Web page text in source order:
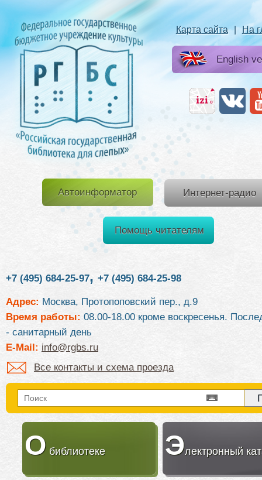
Карта сайта | На
English
Автоинформатор Интернет-радио
Помощь читателям
+7 (495) 684-25-97, +7 (495) 684-25-98
Адрес: Москва, Протопоповский пер., д.9
Время работы: 08.00-18.00 кроме воскресенья.
- санитарный день
E-Mail: info@rgbs.ru
Все контакты и схема проезда
О библиотеке Электронный